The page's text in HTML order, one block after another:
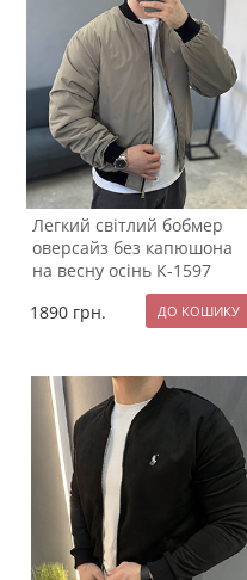
Легкий світлий бобмер
оверсайз без капюшона
на весну осінь К-1597
1890 грн.